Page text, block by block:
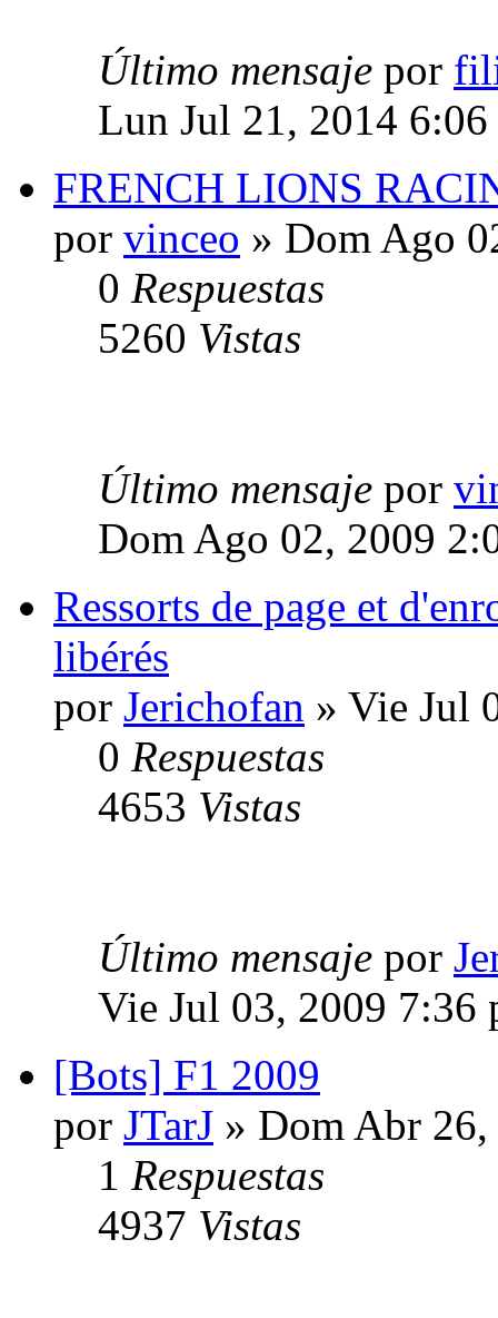
Último mensaje por
Lun Jul 21, 2014 6:06
FRENCH LIONS
por vinceo » Dom Ago
0 Respuestas
5260 Vistas
Último mensaje por
Dom Ago 02, 2009
Ressorts de page et
libérés
por Jerichofan » Vie Jul
0 Respuestas
4653 Vistas
Último mensaje por
Vie Jul 03, 2009 7:36
[Bots] F1 2009
por JTarJ » Dom Abr
1 Respuestas
4937 Vistas